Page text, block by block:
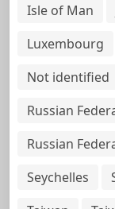
Isle of Man
Luxembourg
Not identified
Russian
Russian
Seychelles